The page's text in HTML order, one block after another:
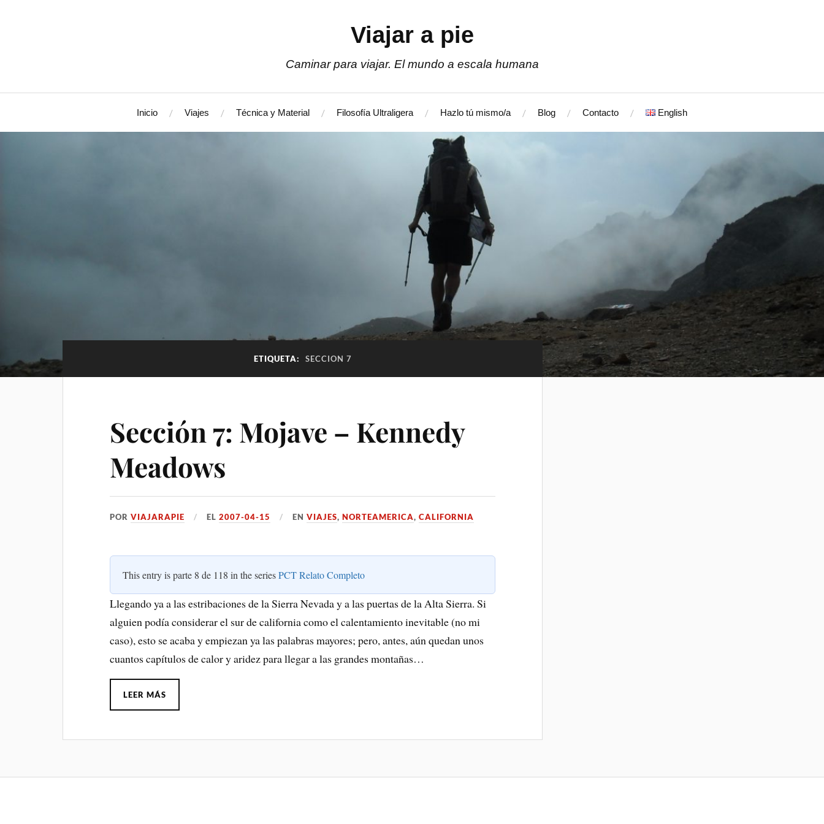
Viajar a pie
Caminar para viajar. El mundo a escala humana
Inicio Viajes Técnica y Material Filosofía Ultraligera Hazlo tú mismo/a Blog Contacto English
ETIQUETA: SECCION 7
Sección 7: Mojave – Kennedy
Meadows
PORVIAJARAPIE EL2007-04-15 ENVIAJES,NORTEAMERICA,CALIFORNIA
This entry is parte 8 de 118 in the seriesPCT Relato Completo
Llegando ya a las estribaciones de la Sierra Nevada y a las puertas de la Alta Sierra. Si
alguien podía considerar el sur de california como el calentamiento inevitable (no mi
caso), esto se acaba y empiezan ya las palabras mayores; pero, antes, aún quedan unos
cuantos capítulos de calor y aridez para llegar a las grandes montañas…
LEER MÁS